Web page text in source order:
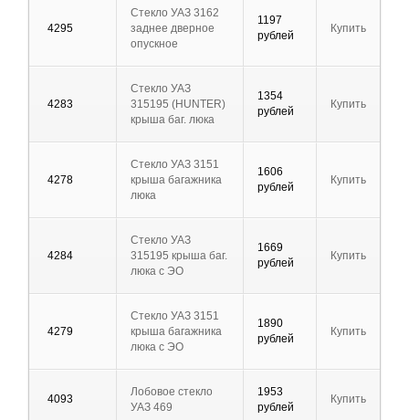
4295
Стекло УАЗ 3162
заднее дверное
опускное
1197
рублей
Купить
4283
Стекло УАЗ
315195 (HUNTER)
крыша баг. люка
1354
рублей
Купить
4278
Стекло УАЗ 3151
крыша багажника
люка
1606
рублей
Купить
4284
Стекло УАЗ
315195 крыша баг.
люка с ЭО
1669
рублей
Купить
4279
Стекло УАЗ 3151
крыша багажника
люка с ЭО
1890
рублей
Купить
4093
Лобовое стекло
УАЗ 469
1953
рублей
Купить